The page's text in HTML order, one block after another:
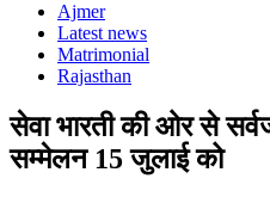
Ajmer
Latest news
Matrimonial
Rajasthan
सेवा भारती की ओर से
सम्मेलन 15 जुलाई को